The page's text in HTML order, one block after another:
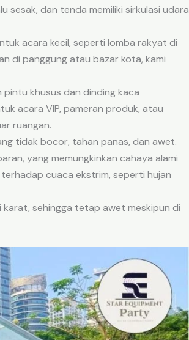
sesak, dan tenda memiliki sirkulasi udara
acara kecil, seperti lomba rakyat di
di panggung atau bazar kota, kami
khusus dan dinding kaca
acara VIP, pameran produk, atau
ruangan.
tidak bocor, tahan panas, dan awet.
yang memungkinkan cahaya alami
cuaca ekstrim, seperti hujan
karat, sehingga tetap awet meskipun di